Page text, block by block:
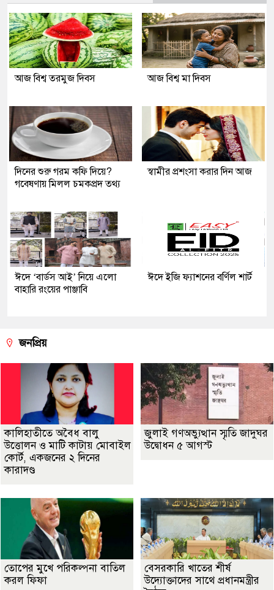
আজ বিশ্ব তরমুজ দিবস আজ বিশ্ব মা দিবস
দিনের শুরু গরম কফি দিয়ে?
গবেষণায় মিলল চমকপ্রদ তথ্য
স্বামীর প্রশংসা করার দিন আজ
ঈদে ‘বার্ডস আই’ নিয়ে এলো
বাহারি রংয়ের পাঞ্জাবি
ঈদে ইজি ফ্যাশনের বর্ণিল শার্ট
জনপ্রিয়
কালিহাতীতে অবৈধ বালু
উত্তোলন ও মাটি কাটায় মোবাইল
কোর্ট, একজনের ২ দিনের
কারাদণ্ড
জুলাই গণঅভ্যুত্থান স্মৃতি জাদুঘর
উদ্বোধন ৫ আগস্ট
তোপের মুখে পরিকল্পনা বাতিল
করল ফিফা
বেসরকারি খাতের শীর্ষ
উদ্যোক্তাদের সাথে প্রধানমন্ত্রীর